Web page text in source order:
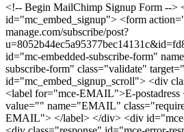
<!-- Begin MailChimp Signup Form -->
id="mc_embed_signup"> <form
manage.com/subscribe/post?
id="mc-embedded-subscribe-form"
subscribe-form" class="validate"
id="mc_embed_signup_scroll"> <div
<label for="mce-EMAIL">E-postadress
value="" name="EMAIL"
EMAIL"> </label> </div> <div